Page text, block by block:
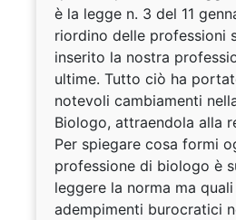
è la legge n. 3 del 11
riordino delle professioni
inserito la nostra
ultime. Tutto ciò ha
notevoli cambiamenti
Biologo, attraendola alla
Per spiegare cosa formi
professione di biologo è
leggere la norma ma
adempimenti burocratici